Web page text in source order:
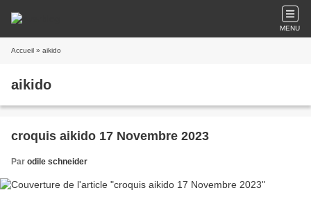
MENU
Accueil » aikido
aikido
croquis aikido 17 Novembre 2023
Par odile schneider